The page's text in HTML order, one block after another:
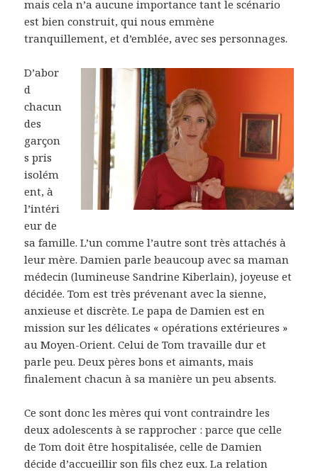
mais cela n’a aucune importance tant le scénario
est bien construit, qui nous emmène
tranquillement, et d’emblée, avec ses personnages.
D’abor
d
chacun
des
garçon
s pris
isolém
ent, à
l’intéri
eur de
sa famille. L’un comme l’autre sont très attachés à
leur mère. Damien parle beaucoup avec sa maman
médecin (lumineuse Sandrine Kiberlain), joyeuse et
décidée. Tom est très prévenant avec la sienne,
anxieuse et discrète. Le papa de Damien est en
mission sur les délicates « opérations extérieures »
au Moyen-Orient. Celui de Tom travaille dur et
parle peu. Deux pères bons et aimants, mais
finalement chacun à sa manière un peu absents.
Ce sont donc les mères qui vont contraindre les
deux adolescents à se rapprocher : parce que celle
de Tom doit être hospitalisée, celle de Damien
décide d’accueillir son fils chez eux. La relation